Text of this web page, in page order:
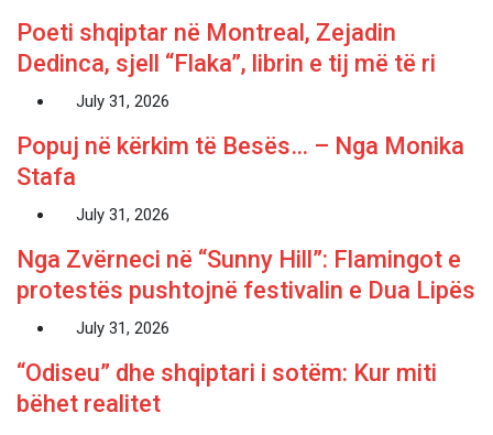
Poeti shqiptar në Montreal, Zejadin
Dedinca, sjell “Flaka”, librin e tij më të ri
July 31, 2026
Popuj në kërkim të Besës… – Nga Monika
Stafa
July 31, 2026
Nga Zvërneci në “Sunny Hill”: Flamingot e
protestës pushtojnë festivalin e Dua Lipës
July 31, 2026
“Odiseu” dhe shqiptari i sotëm: Kur miti
bëhet realitet